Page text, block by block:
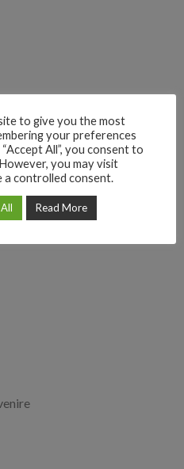
to give you the most
your preferences
All”, you consent to
you may visit
a controlled consent.
Read More